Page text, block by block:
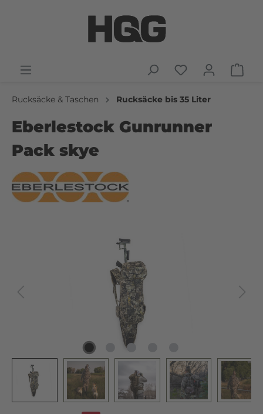
Rucksäcke & Taschen Rucksäcke bis 35 Liter
Eberlestock Gunrunner
Pack skye